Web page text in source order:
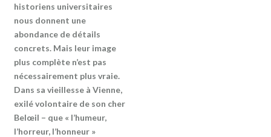
historiens universitaires
nous donnent une
abondance de détails
concrets. Mais leur image
plus complète n’est pas
nécessairement plus vraie.
Dans sa vieillesse à Vienne,
exilé volontaire de son cher
Belœil – que « l’humeur,
l’horreur, l’honneur »